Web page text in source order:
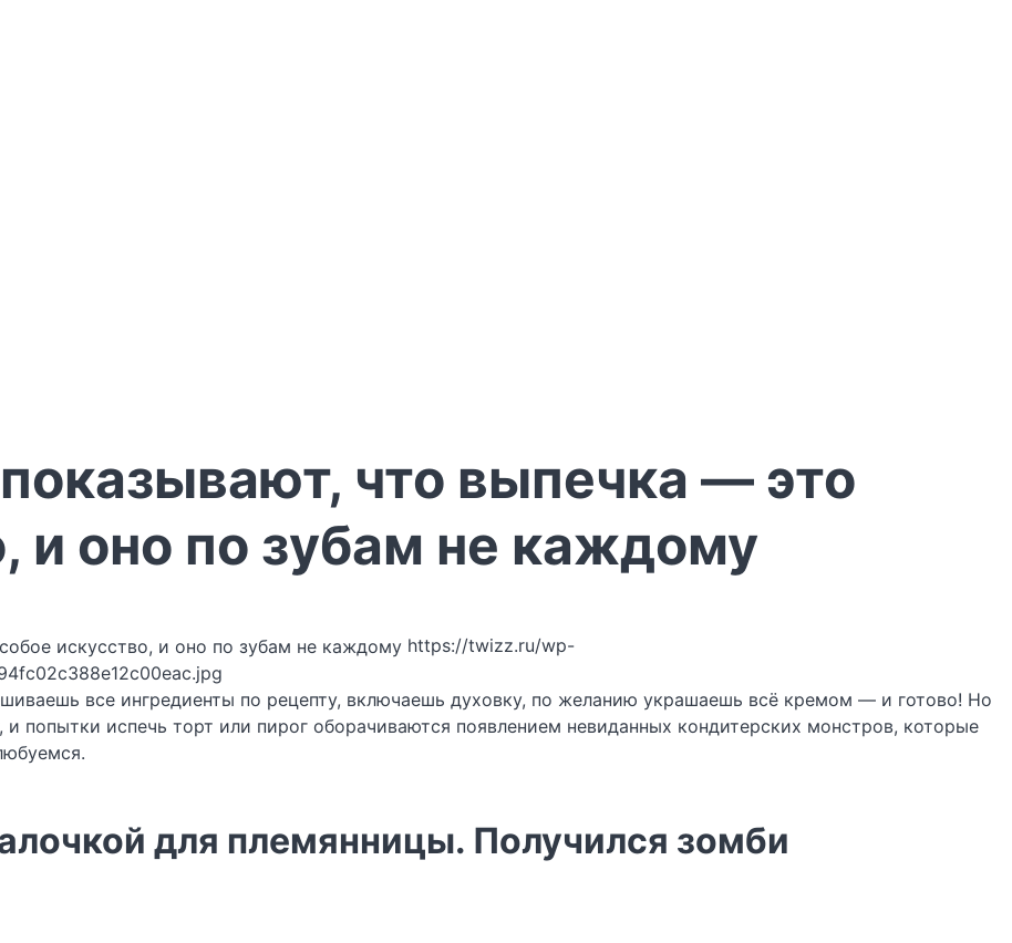
что выпечка — это
и оно по зубам не каждому
https://twizz.ru/wp-
все ингредиенты по рецепту, включаешь духовку, по желанию украшаешь всё кремом — и готово! Но
попытки испечь торт или пирог оборачиваются появлением невиданных кондитерских монстров, которые
для племянницы. Получился зомби